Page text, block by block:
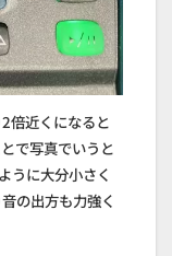
倍近くになると
で写真でいうと
うに大分小さく
の出方も力強く